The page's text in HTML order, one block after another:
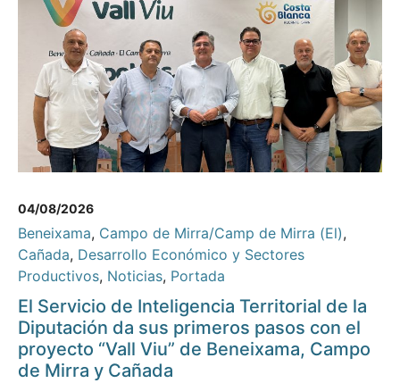
04/08/2026
Beneixama, Campo de Mirra/Camp de Mirra (El),
Cañada, Desarrollo Económico y Sectores
Productivos, Noticias, Portada
El Servicio de Inteligencia Territorial de la
Diputación da sus primeros pasos con el
proyecto “Vall Viu” de Beneixama, Campo
de Mirra y Cañada